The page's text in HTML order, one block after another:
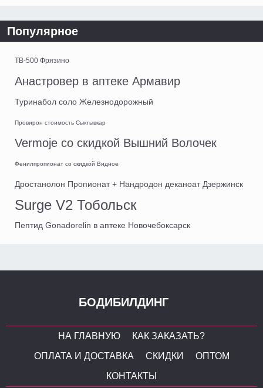
Популярное
TB-500 Фрязино
Анастровер в аптеке Армавир
Туринабол соло Железнодорожный
Провирон стоимость Сыктывкар
Vermoje со скидкой Вышний Волочек
Фенилпропионат со скидкой Видное
Дростанолон Пропионат + Нандродон деканоат Дзержинск
Surge V2 Тобольск
Пептид Gonadorelin в аптеке Новочебоксарск
БОДИБИЛДИНГ
НА ГЛАВНУЮ
КАК ЗАКАЗАТЬ?
ОПЛАТА И ДОСТАВКА
СКИДКИ
ОПТОМ
КОНТАКТЫ